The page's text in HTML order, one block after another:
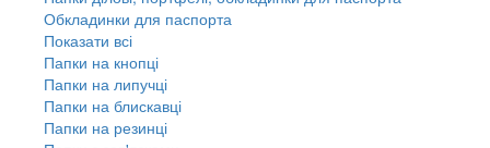
Обкладинки для паспорта
Показати всі
Папки на кнопці
Папки на липучці
Папки на блискавці
Папки на резинці